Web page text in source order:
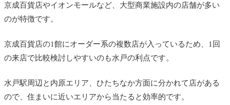
京成百貨店やイオンモールなど、大型商業施設内の店舗が多い
のが特徴です。
京成百貨店の1館にオーダー系の複数店が入っているため、1回
の来店で比較検討しやすいのも水戸の利点です。
水戸駅周辺と内原エリア、ひたちなか方面に分かれて店がある
ので、住まいに近いエリアから当たると効率的です。